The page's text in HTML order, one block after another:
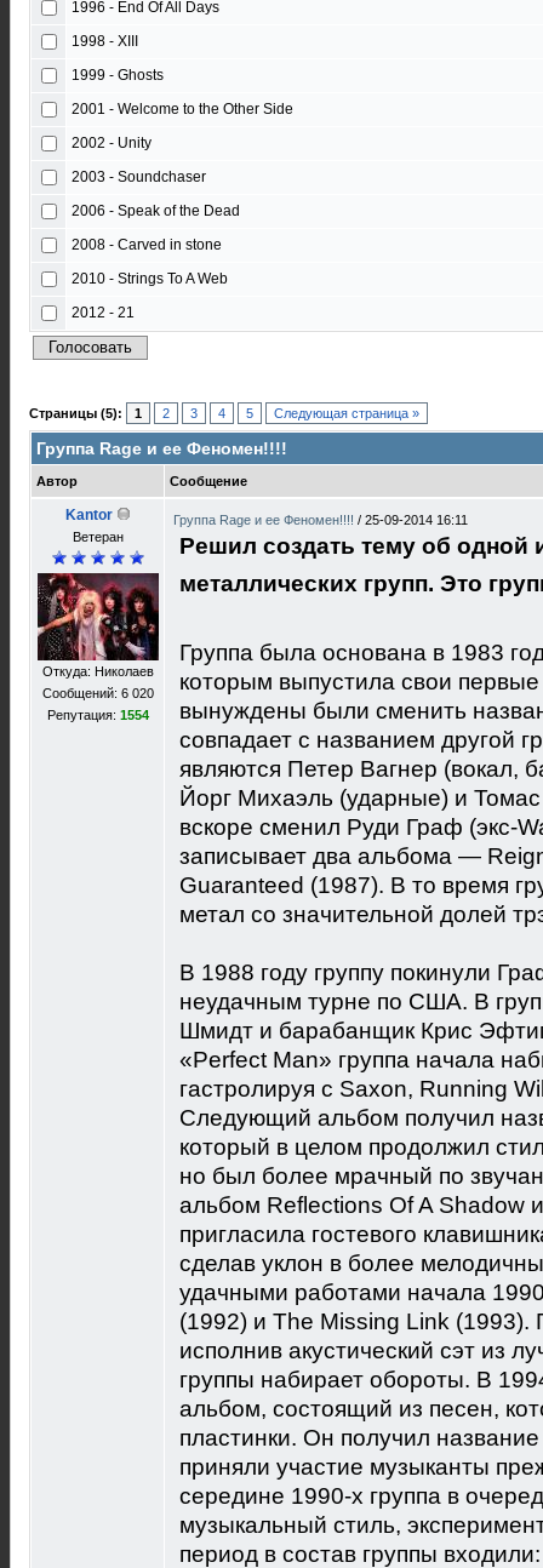
1996 - End Of All Days
1998 - XIII
1999 - Ghosts
2001 - Welcome to the Other Side
2002 - Unity
2003 - Soundchaser
2006 - Speak of the Dead
2008 - Carved in stone
2010 - Strings To A Web
2012 - 21
Страницы (5): 1 2 3 4 5 Следующая страница »
Группа Rage и ее Феномен!!!!
Автор Сообщение
Kantor
Ветеран
Откуда: Николаев
Сообщений: 6 020
Репутация: 1554
Группа Rage и ее Феномен!!!! / 25-09-2014 16:11
Решил создать тему об одной
металлических групп. Это
Группа была основана в 1983
которым выпустила свои
вынуждены были сменить
совпадает с названием другой
являются Петер Вагнер (вокал,
Йорг Михаэль (ударные) и Томас
вскоре сменил Руди Граф (экс-
записывает два альбома —
Guaranteed (1987). В то время
метал со значительной долей
В 1988 году группу покинули
неудачным турне по США. В
Шмидт и барабанщик Крис
«Perfect Man» группа начала
гастролируя с Saxon, Running
Следующий альбом получил
который в целом продолжил
но был более мрачный по
альбом Reflections Of A Shadow
пригласила гостевого
сделав уклон в более
удачными работами начала
(1992) и The Missing Link (1993).
исполнив акустический сэт из
группы набирает обороты. В
альбом, состоящий из песен,
пластинки. Он получил
приняли участие музыканты
середине 1990-х группа в
музыкальный стиль,
период в состав группы